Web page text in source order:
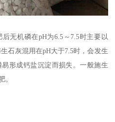
无机磷在pH为6.5～7.5时主要以
生石灰混用在pH大于7.5时，会发生
易形成钙盐沉淀而损失。一般施生
。